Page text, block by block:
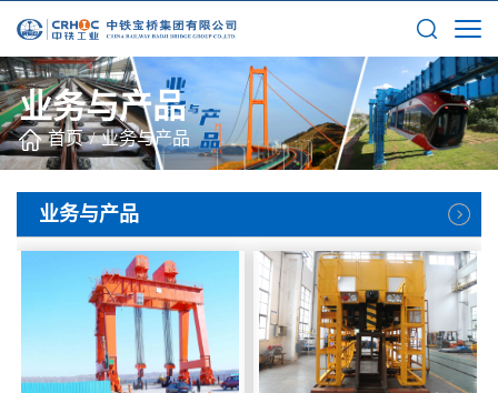
业务与产品
首页 / 业务与产品
业务与产品